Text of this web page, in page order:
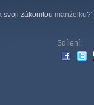
svoji zákonitou manželku?"
Sdílení: